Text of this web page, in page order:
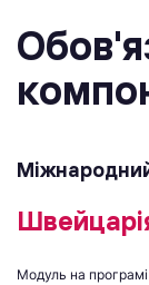
Модуль на